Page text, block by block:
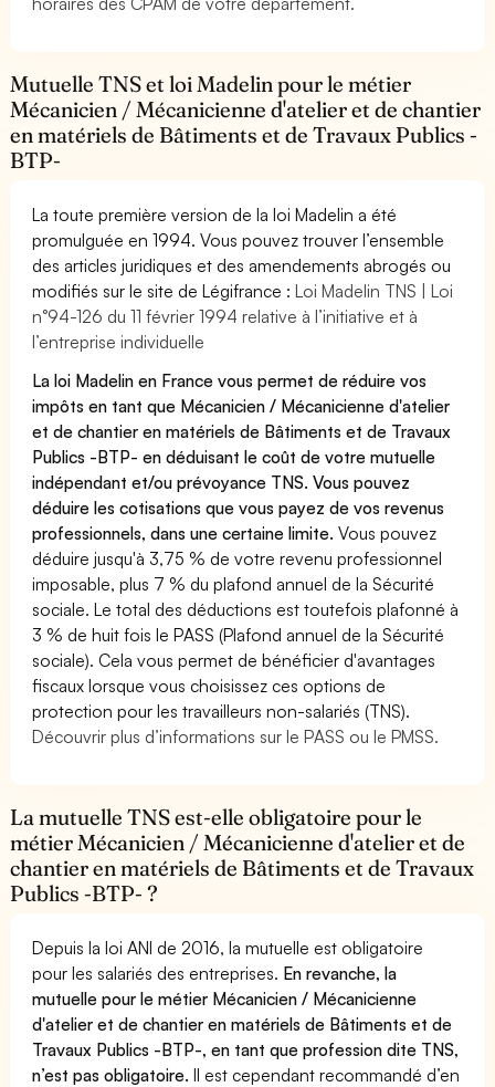
Mutuelle TNS et loi Madelin pour le métier
Mécanicien / Mécanicienne d'atelier et de chantier
en matériels de Bâtiments et de Travaux Publics -
BTP-
La toute première version de la loi Madelin a été
promulguée en 1994. Vous pouvez trouver l’ensemble
des articles juridiques et des amendements abrogés ou
modifiés sur le site de Légifrance :Loi Madelin TNS | Loi
n°94-126 du 11 février 1994 relative à l’initiative et à
l’entreprise individuelle
La loi Madelin en France vous permet de réduire vos
impôts en tant que Mécanicien / Mécanicienne d'atelier
et de chantier en matériels de Bâtiments et de Travaux
Publics -BTP- en déduisant le coût de votre mutuelle
indépendant et/ou prévoyance TNS. Vous pouvez
déduire les cotisations que vous payez de vos revenus
professionnels, dans une certaine limite.Vous pouvez
déduire jusqu'à 3,75 % de votre revenu professionnel
imposable, plus 7 % du plafond annuel de la Sécurité
sociale. Le total des déductions est toutefois plafonné à
3 % de huit fois le PASS (Plafond annuel de la Sécurité
sociale). Cela vous permet de bénéficier d'avantages
fiscaux lorsque vous choisissez ces options de
protection pour les travailleurs non-salariés (TNS).
Découvrir plus d’informations sur le PASS ou le PMSS.
La mutuelle TNS est-elle obligatoire pour le
métier Mécanicien / Mécanicienne d'atelier et de
chantier en matériels de Bâtiments et de Travaux
Publics -BTP- ?
Depuis la loi ANI de 2016, la mutuelle est obligatoire
pour les salariés des entreprises. En revanche, la
mutuelle pour le métier Mécanicien / Mécanicienne
d'atelier et de chantier en matériels de Bâtiments et de
Travaux Publics -BTP-, en tant que profession dite TNS,
n’est pas obligatoire.Il est cependant recommandé d’en